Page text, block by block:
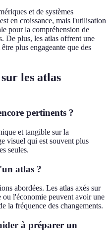
et de systèmes
en croissance, mais l'utilisation
pour la compréhension de
De plus, les atlas offrent une
plus engageante que des
les atlas
pertinents ?
et tangible sur la
visuel qui est souvent plus
seules.
atlas ?
abordées. Les atlas axés sur
ou l'économie peuvent avoir une
la fréquence des changements.
à préparer un